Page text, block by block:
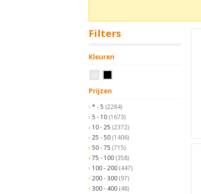
Filters
Kleuren
Prijzen
* - 5 (2284)
5 - 10 (1673)
10 - 25 (2372)
25 - 50 (1406)
50 - 75 (715)
75 - 100 (358)
100 - 200 (447)
200 - 300 (97)
300 - 400 (48)